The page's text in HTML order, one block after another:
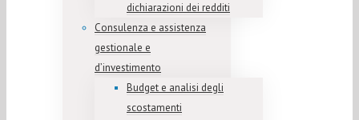
dichiarazioni dei redditi
Consulenza e assistenza
gestionale e
d’investimento
Budget e analisi degli
scostamenti